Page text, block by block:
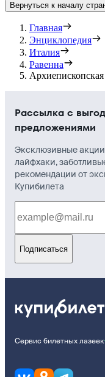
Вернуться к началу
Главная
Энциклопедия
Италия
Равенна
Рассылка с
предложениями
Эксклюзивные
лайфхаки,
рекомендации от
Купибилета
Подписаться
Сервис билетных лазеек